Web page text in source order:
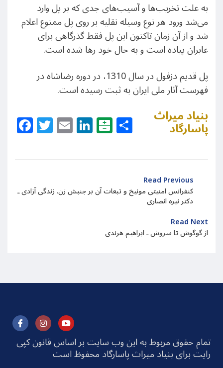
به علت تخریب‌ها و آسیب‌های جدی که بر پل وارد
می‌شد ورود هر نوع وسیله نقلیه بر روی پل ممنوع اعلام
شد و از آن زمان تاکنون این پل فقط گذرگاهی برای
عابران پیاده است و به حال خود رها شده است.
پل قدیم دزفول در سال 1310، در دوره رضاشاه در
فهرست آثار ملی ایران به ثبت رسیده است.
Facebook
Twitter
EmailLinkedIn
Balatarin
Share
بنیاد میراث
پاسارگاد
Read Previous
کنفرانس امنیتی مونیخ و تبعات آن بر جنبش زن. زندگی آزادی ـ
دکتر نیره انصاری
Read Next
از گوگوش تا سروش ـ ابراهیم هرندی
تمام حقوق مربوط به این وب سایت بر اساس قانون کپی
رایت برای بنیاد میراث پاسارگاد محفوظ است